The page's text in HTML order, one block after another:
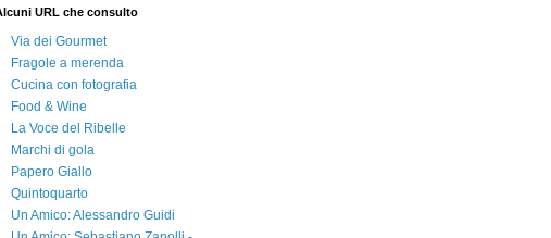
Alcuni URL che consulto
Via dei Gourmet
Fragole a merenda
Cucina con fotografia
Food & Wine
La Voce del Ribelle
Marchi di gola